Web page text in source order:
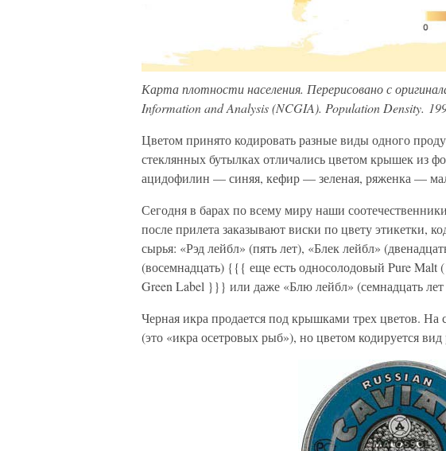
Карта плотности населения. Перерисовано с
Information and Analysis (NCGIA). Population Density.
Цветом принято кодировать разные виды одного
стеклянных бутылках отличались цветом крышек из
ацидофилин — синяя, кефир — зеленая, ряженка —
Сегодня в барах по всему миру наши
после прилета заказывают виски по цвету этикетки,
сырья: «Рэд лейбл» (пять лет), «Блек лейбл»
(восемнадцать) {{{ еще есть односолодовый Pure Malt
Green Label }}} или даже «Блю лейбл» (семнадцать
Черная икра продается под крышками трех цветов. На
(это «икра осетровых рыб»), но цветом кодируется